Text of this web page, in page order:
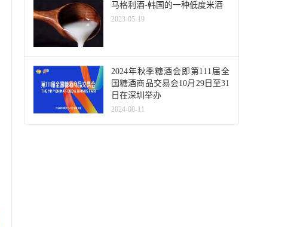
马格利酒-韩国的一种低度米酒
2023-05-19
2024年秋季糖酒会即第111届全
国糖酒商品交易会10月29日至31
日在深圳举办
2024-08-11